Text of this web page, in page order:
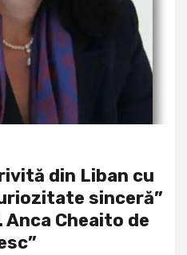
din Liban cu
sinceră”
Cheaito de